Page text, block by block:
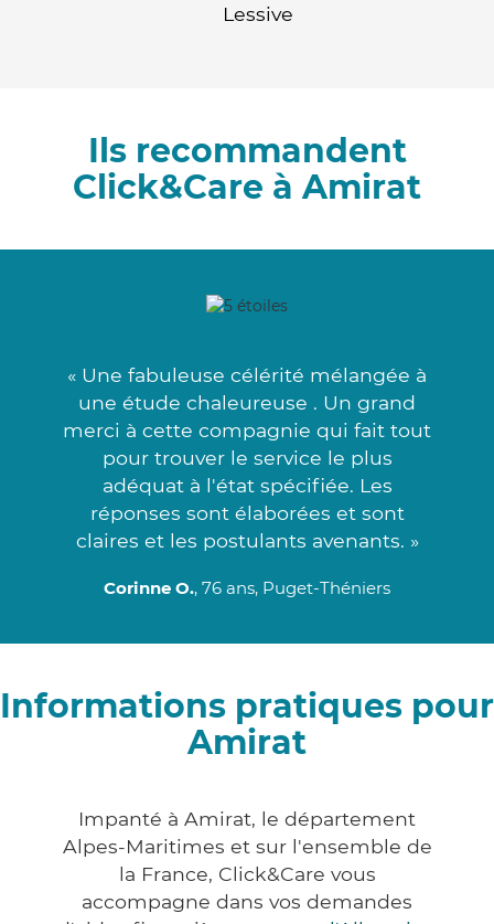
Lessive
Ils recommandent
Click&Care à Amirat
« Une fabuleuse célérité mélangée à
une étude chaleureuse . Un grand
merci à cette compagnie qui fait tout
pour trouver le service le plus
adéquat à l'état spécifiée. Les
réponses sont élaborées et sont
claires et les postulants avenants. »
Corinne O., 76 ans, Puget-Théniers
Informations pratiques pour
Amirat
Impanté à Amirat, le département
Alpes-Maritimes et sur l'ensemble de
la France, Click&Care vous
accompagne dans vos demandes